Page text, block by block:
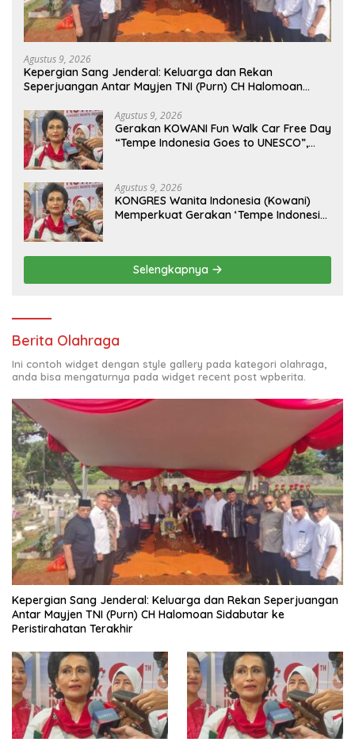
Agustus 9, 2026
Kepergian Sang Jenderal: Keluarga dan Rekan
Seperjuangan Antar Mayjen TNI (Purn) CH Halomoan
Agustus 9, 2026
Gerakan KOWANI Fun Walk Car Free Day
“Tempe Indonesia Goes to UNESCO”,
Agustus 9, 2026
KONGRES Wanita Indonesia (Kowani)
Memperkuat Gerakan ‘Tempe Indonesia
Selengkapnya
Berita Olahraga
Ini contoh widget dengan style gallery pada kategori olahraga,
anda bisa mengaturnya pada widget recent post wpberita.
Kepergian Sang Jenderal: Keluarga dan Rekan Seperjuangan
Antar Mayjen TNI (Purn) CH Halomoan Sidabutar ke
Peristirahatan Terakhir